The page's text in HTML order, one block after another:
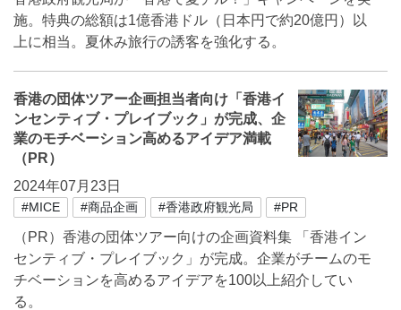
施。特典の総額は1億香港ドル（日本円で約20億円）以
上に相当。夏休み旅行の誘客を強化する。
香港の団体ツアー企画担当者向け「香港イ
ンセンティブ・プレイブック」が完成、企
業のモチベーション高めるアイデア満載
（PR）
2024年07月23日
#MICE #商品企画 #香港政府観光局 #PR
（PR）香港の団体ツアー向けの企画資料集 「香港イン
センティブ・プレイブック」が完成。企業がチームのモ
チベーションを高めるアイデアを100以上紹介してい
る。